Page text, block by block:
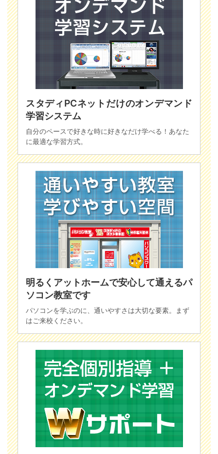
スタディPCネットだけのオンデマンド
学習システム
自分のペースで好きな時に好きなだけ学べる！あなた
に最適な学習方式。
明るくアットホームで安心して通えるパ
ソコン教室です
パソコンを学ぶのに、通いやすさは大切な要素。まず
はご来校ください。